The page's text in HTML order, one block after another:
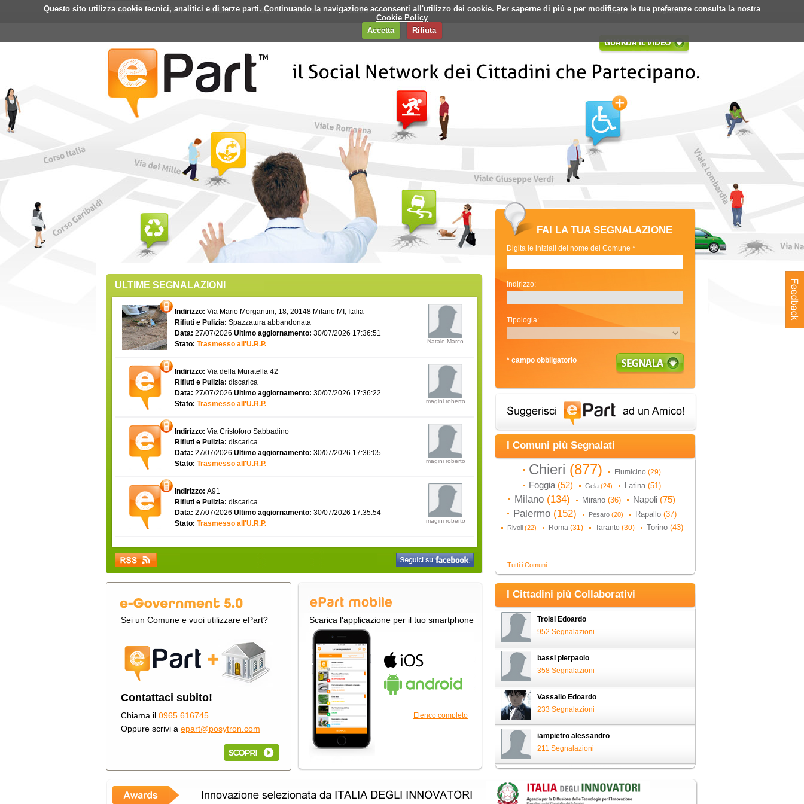
Questo sito utilizza cookie tecnici, analitici e di terze parti. Continuando la navigazione acconsenti all'utilizzo dei cookie. Per saperne di piú e per modificare le tue preferenze consulta la nostra
Cookie Policy
Accetta
Rifiuta
Home ePart Mobile Faq Contatti Banner Login Registrati
ULTIME SEGNALAZIONI
Indirizzo: Via Mario Morgantini, 18, 20148 Milano MI, Italia
Rifiuti e Pulizia: Spazzatura abbandonata
Data: 27/07/2026 Ultimo aggiornamento: 30/07/2026 17:36:51
Stato: Trasmesso all'U.R.P. Natale Marco
Indirizzo: Via della Muratella 42
Rifiuti e Pulizia: discarica
Data: 27/07/2026 Ultimo aggiornamento: 30/07/2026 17:36:22
Stato: Trasmesso all'U.R.P. magini roberto
Indirizzo: Via Cristoforo Sabbadino
Rifiuti e Pulizia: discarica
Data: 27/07/2026 Ultimo aggiornamento: 30/07/2026 17:36:05
Stato: Trasmesso all'U.R.P. magini roberto
Indirizzo: A91
Rifiuti e Pulizia: discarica
Data: 27/07/2026 Ultimo aggiornamento: 30/07/2026 17:35:54
Stato: Trasmesso all'U.R.P. magini roberto
Sei un Comune e vuoi utilizzare ePart?
Contattaci subito!
Chiama il 0965 616745
Oppure scrivi a epart@posytron.com
Scarica l'applicazione per il tuo smartphone
Elenco completo
FAI LA TUA SEGNALAZIONE
Digita le iniziali del nome del Comune *
Indirizzo:
Tipologia:
* campo obbligatorio
I Comuni più Segnalati
Chieri (877) Fiumicino (29)
Foggia (52) Gela (24) Latina (51)
Milano (134) Mirano (36) Napoli (75)
Palermo (152) Pesaro (20) Rapallo (37)
Rivoli (22) Roma (31) Taranto (30) Torino (43)
Tutti i Comuni
I Cittadini più Collaborativi
Troisi Edoardo
952 Segnalazioni
bassi pierpaolo
358 Segnalazioni
Vassallo Edoardo
233 Segnalazioni
iampietro alessandro
211 Segnalazioni